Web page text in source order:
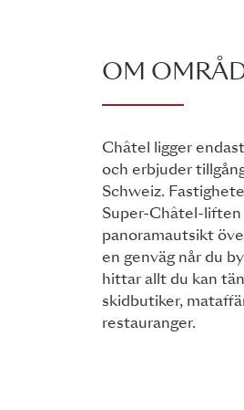
OM
Châtel ligger
och erbjuder
Schweiz.
Super-Châtel-liften
panoramautsikt
en genväg når du
hittar allt du kan
skidbutiker,
restauranger.